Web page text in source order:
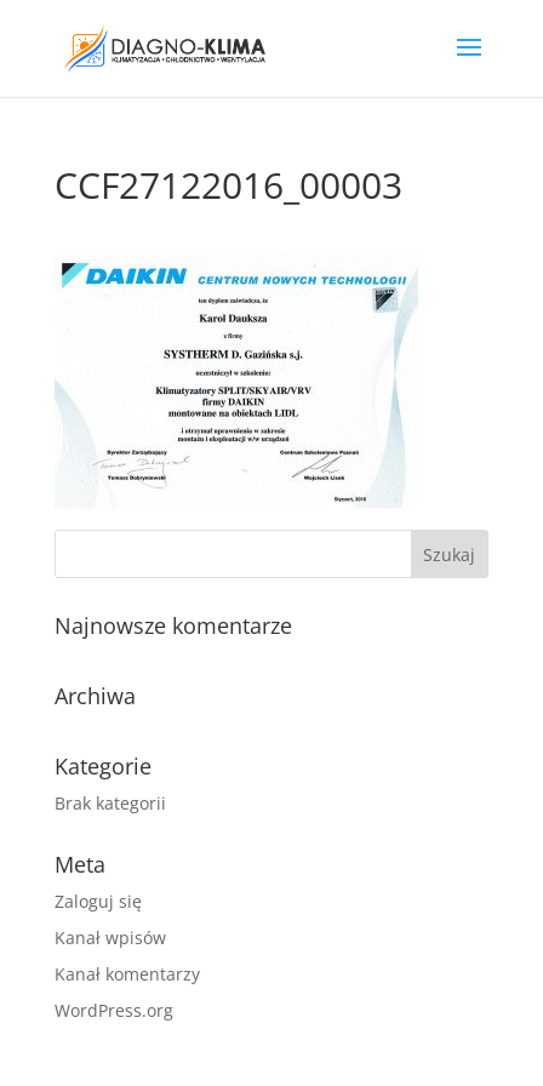
CCF27122016_00003
Najnowsze komentarze
Archiwa
Kategorie
Brak kategorii
Meta
Zaloguj się
Kanał wpisów
Kanał komentarzy
WordPress.org